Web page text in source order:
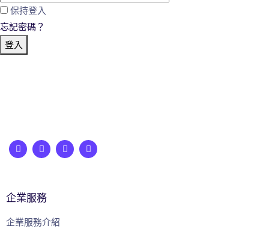
保持登入
忘記密碼？
登入
企業服務
企業服務介紹